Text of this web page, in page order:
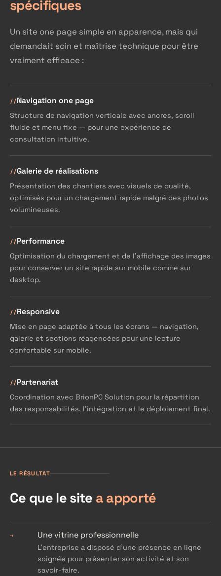
spécifiques
Un site one page simple en apparence, mais qui
demandait soin et maîtrise technique pour être
vraiment efficace :
Navigation one page
Structure de navigation verticale avec ancres, scroll
fluide et menu fixe — pour une expérience de
consultation intuitive.
Galerie de réalisations
Présentation des chantiers avec visuels de qualité,
optimisés pour un chargement rapide malgré des photos
volumineuses.
Performance
Optimisation du chargement et de l'affichage des images
pour conserver un site rapide sur mobile comme sur
desktop.
Responsive
Mise en page adaptée à tous les écrans — navigation,
galerie et sections réagencées pour une lecture
confortable sur mobile.
Partenariat
Coordination avec BrionPC Solution pour la répartition
des responsabilités, l'intégration et le déploiement final.
LE RÉSULTAT
Ce que le site a apporté
→ Une vitrine professionnelle
L'entreprise a disposé d'une présence en ligne
soignée pour présenter son activité et son
savoir-faire.